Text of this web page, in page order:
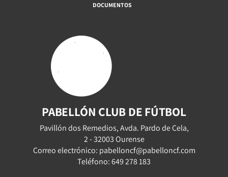
DOCUMENTOS
PABELLÓN CLUB DE FÚTBOL
Pavillón dos Remedios, Avda. Pardo de Cela,
2 - 32003 Ourense
Correo electrónico: pabelloncf@pabelloncf.com
Teléfono: 649 278 183